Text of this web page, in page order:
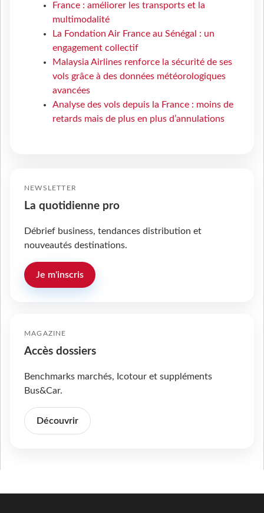
France : améliorer les transports et la
multimodalité
La Fondation Air France au Sénégal : un
engagement collectif
Malaysia Airlines renforce la sécurité de ses
vols grâce à des données météorologiques
avancées
Analyse des vols depuis la France : moins de
retards mais de plus en plus d’annulations
NEWSLETTER
La quotidienne pro
Débrief business, tendances distribution et
nouveautés destinations.
Je m'inscris
MAGAZINE
Accès dossiers
Benchmarks marchés, Icotour et suppléments
Bus&Car.
Découvrir